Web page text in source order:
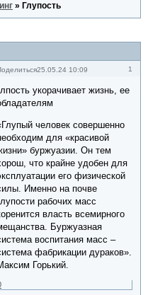
» Глупость
1
25.05.24 10:09
укорачивает жизнь, ее
человек совершенно
для «красивой
буржуазии. Он тем
что крайне удобен для
его физической
Именно на почве
рабочих масс
власть всемирного
Буржуазная
воспитания масс –
фабрикации дураков».
Горький.